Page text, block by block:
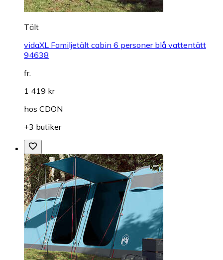
Tält
vidaXL Familjetält cabin 6 personer blå vattentätt
94638
fr.
1 419 kr
hos CDON
+3 butiker